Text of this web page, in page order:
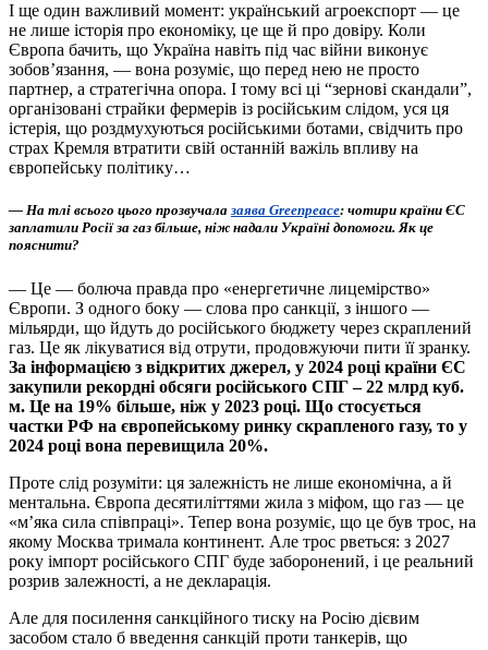
І ще один важливий момент: український агроекспорт — це
не лише історія про економіку, це ще й про довіру. Коли
Європа бачить, що Україна навіть під час війни виконує
зобов’язання, — вона розуміє, що перед нею не просто
партнер, а стратегічна опора. І тому всі ці “зернові скандали”,
організовані страйки фермерів із російським слідом, уся ця
істерія, що роздмухуються російськими ботами, свідчить про
страх Кремля втратити свій останній важіль впливу на
європейську політику…
— На тлі всього цього прозвучалазаява Greenpeace: чотири країни ЄС
заплатили Росії за газ більше, ніж надали Україні допомоги. Як це
пояснити?
— Це — болюча правда про «енергетичне лицемірство»
Європи. З одного боку — слова про санкції, з іншого —
мільярди, що йдуть до російського бюджету через скраплений
газ. Це як лікуватися від отрути, продовжуючи пити її зранку.
За інформацією з відкритих джерел, у 2024 році країни ЄС
закупили рекордні обсяги російського СПГ – 22 млрд куб.
м. Це на 19% більше, ніж у 2023 році. Що стосується
частки РФ на європейському ринку скрапленого газу, то у
2024 році вона перевищила 20%.
Проте слід розуміти: ця залежність не лише економічна, а й
ментальна. Європа десятиліттями жила з міфом, що газ — це
«м’яка сила співпраці». Тепер вона розуміє, що це був трос, на
якому Москва тримала континент. Але трос рветься: з 2027
року імпорт російського СПГ буде заборонений, і це реальний
розрив залежності, а не декларація.
Але для посилення санкційного тиску на Росію дієвим
засобом стало б введення санкцій проти танкерів, що